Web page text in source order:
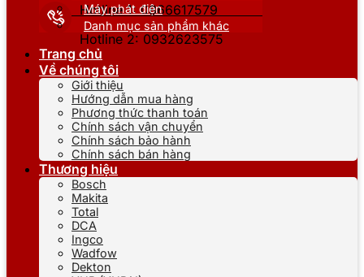
Hotline 1: 0866617579
Hotline 2: 0932623575
Máy phát điện
Danh mục sản phẩm khác
Trang chủ
Về chúng tôi
Giới thiệu
Hướng dẫn mua hàng
Phương thức thanh toán
Chính sách vận chuyển
Chính sách bảo hành
Chính sách bán hàng
Thương hiệu
Bosch
Makita
Total
DCA
Ingco
Wadfow
Dekton